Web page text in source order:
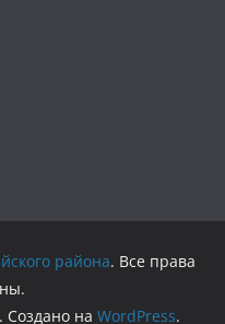
района. Все права
на WordPress.